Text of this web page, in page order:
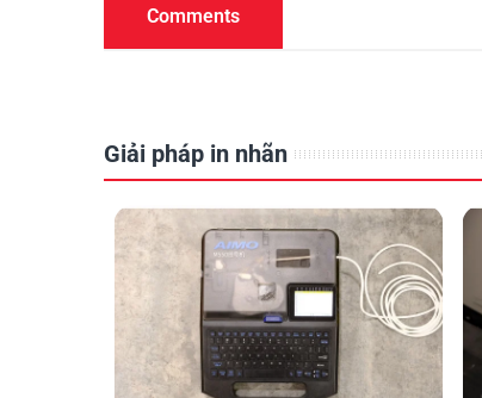
Comments
Giải pháp in nhãn